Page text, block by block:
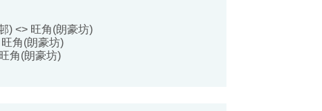
) <> 旺角(朗豪坊)
角(朗豪坊)
角(朗豪坊)